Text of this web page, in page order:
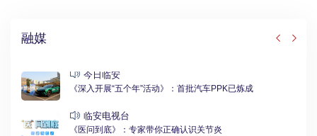
融媒
今日临安
《深入开展“五个年”活动》：首批汽车PPK已炼成
临安电视台
《医问到底》：专家带你正确认识关节炎